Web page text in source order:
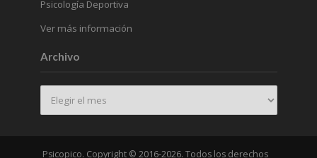
Psicología Deportiva
Ver más información
Archivo
Psicopico. Copyright © 2016-2026. Todos los derechos